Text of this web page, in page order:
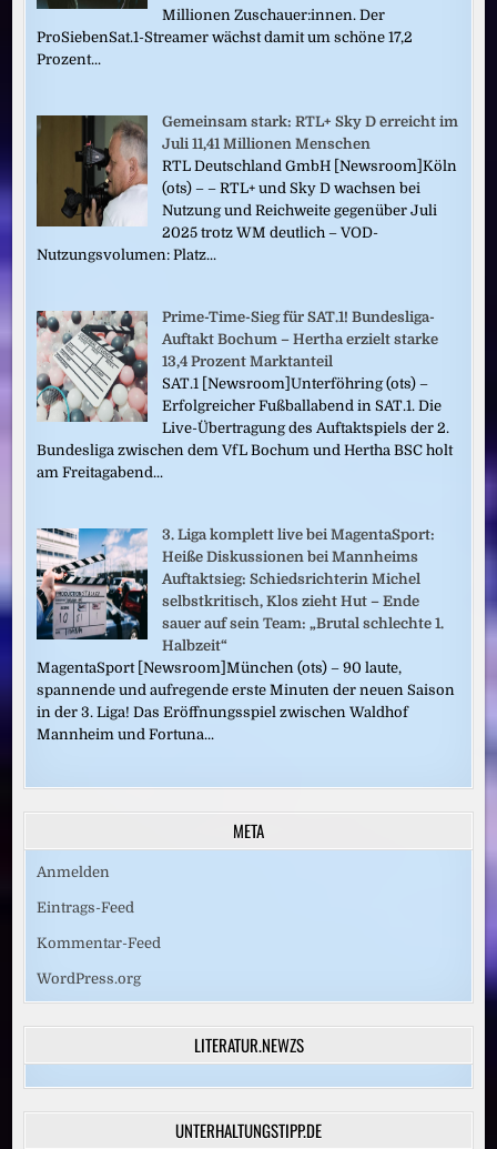
Millionen Zuschauer:innen. Der
ProSiebenSat.1-Streamer wächst damit um schöne 17,2
Prozent...
Gemeinsam stark: RTL+ Sky D erreicht im
Juli 11,41 Millionen Menschen
RTL Deutschland GmbH [Newsroom]Köln
(ots) – – RTL+ und Sky D wachsen bei
Nutzung und Reichweite gegenüber Juli
2025 trotz WM deutlich – VOD-
Nutzungsvolumen: Platz...
Prime-Time-Sieg für SAT.1! Bundesliga-
Auftakt Bochum – Hertha erzielt starke
13,4 Prozent Marktanteil
SAT.1 [Newsroom]Unterföhring (ots) –
Erfolgreicher Fußballabend in SAT.1. Die
Live-Übertragung des Auftaktspiels der 2.
Bundesliga zwischen dem VfL Bochum und Hertha BSC holt
am Freitagabend...
3. Liga komplett live bei MagentaSport:
Heiße Diskussionen bei Mannheims
Auftaktsieg: Schiedsrichterin Michel
selbstkritisch, Klos zieht Hut – Ende
sauer auf sein Team: „Brutal schlechte 1.
Halbzeit“
MagentaSport [Newsroom]München (ots) – 90 laute,
spannende und aufregende erste Minuten der neuen Saison
in der 3. Liga! Das Eröffnungsspiel zwischen Waldhof
Mannheim und Fortuna...
META
Anmelden
Eintrags-Feed
Kommentar-Feed
WordPress.org
LITERATUR.NEWZS
UNTERHALTUNGSTIPP.DE